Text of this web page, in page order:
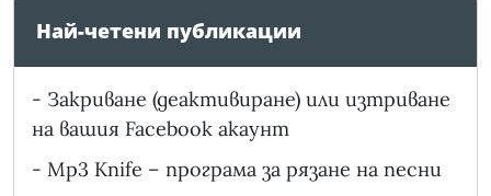
Най-четени публикации
- Закриване (деактивиране) или изтриване
на вашия Facebook акаунт
- Mp3 Knife – програма за рязане на песни